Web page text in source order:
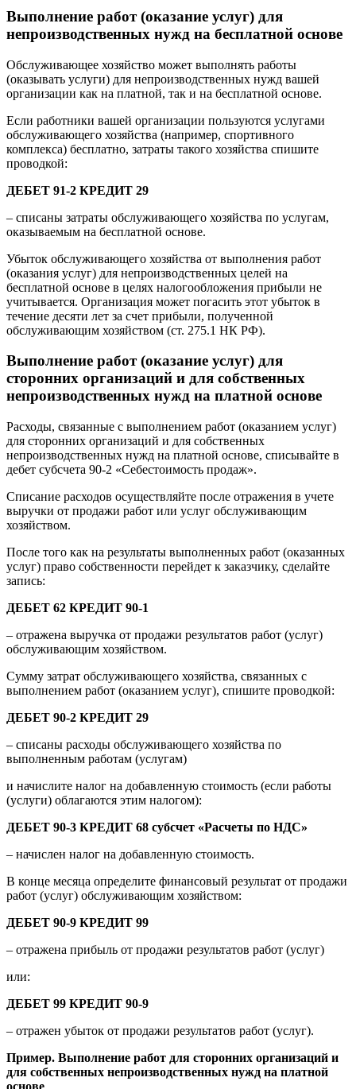
Выполнение работ (оказание услуг) для
непроизводственных нужд на бесплатной основе
Обслуживающее хозяйство может выполнять работы
(оказывать услуги) для непроизводственных нужд вашей
организации как на платной, так и на бесплатной основе.
Если работники вашей организации пользуются услугами
обслуживающего хозяйства (например, спортивного
комплекса) бесплатно, затраты такого хозяйства спишите
проводкой:
ДЕБЕТ 91-2 КРЕДИТ 29
– списаны затраты обслуживающего хозяйства по услугам,
оказываемым на бесплатной основе.
Убыток обслуживающего хозяйства от выполнения работ
(оказания услуг) для непроизводственных целей на
бесплатной основе в целях налогообложения прибыли не
учитывается. Организация может погасить этот убыток в
течение десяти лет за счет прибыли, полученной
обслуживающим хозяйством (ст. 275.1 НК РФ).
Выполнение работ (оказание услуг) для
сторонних организаций и для собственных
непроизводственных нужд на платной основе
Расходы, связанные с выполнением работ (оказанием услуг)
для сторонних организаций и для собственных
непроизводственных нужд на платной основе, списывайте в
дебет субсчета 90-2 «Себестоимость продаж».
Списание расходов осуществляйте после отражения в учете
выручки от продажи работ или услуг обслуживающим
хозяйством.
После того как на результаты выполненных работ (оказанных
услуг) право собственности перейдет к заказчику, сделайте
запись:
ДЕБЕТ 62 КРЕДИТ 90-1
– отражена выручка от продажи результатов работ (услуг)
обслуживающим хозяйством.
Сумму затрат обслуживающего хозяйства, связанных с
выполнением работ (оказанием услуг), спишите проводкой:
ДЕБЕТ 90-2 КРЕДИТ 29
– списаны расходы обслуживающего хозяйства по
выполненным работам (услугам)
и начислите налог на добавленную стоимость (если работы
(услуги) облагаются этим налогом):
ДЕБЕТ 90-3 КРЕДИТ 68 субсчет «Расчеты по НДС»
– начислен налог на добавленную стоимость.
В конце месяца определите финансовый результат от продажи
работ (услуг) обслуживающим хозяйством:
ДЕБЕТ 90-9 КРЕДИТ 99
– отражена прибыль от продажи результатов работ (услуг)
или:
ДЕБЕТ 99 КРЕДИТ 90-9
– отражен убыток от продажи результатов работ (услуг).
Пример. Выполнение работ для сторонних организаций и
для собственных непроизводственных нужд на платной
основе